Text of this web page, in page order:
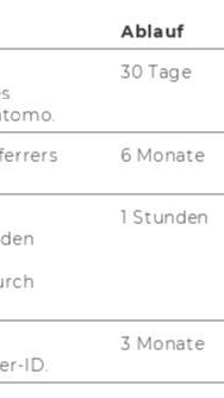
Ablauf
30 Tage
6 Monate
1 Stunden
ID.
3 Monate